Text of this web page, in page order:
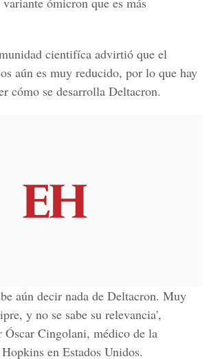
cientifíca advirtió que el
aún es muy reducido, por lo que hay
cómo se desarrolla Deltacron.
aún decir nada de Deltacron. Muy
y no se sabe su relevancia',
Óscar Cingolani, médico de la
en Estados Unidos.